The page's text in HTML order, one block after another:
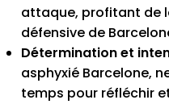
attaque, profitant de
défensive de
Détermination et
asphyxié Barcelone,
temps pour réfléchir